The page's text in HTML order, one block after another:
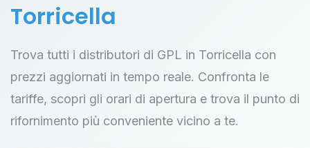
Torricella
Trova tutti i distributori di GPL in Torricella con
prezzi aggiornati in tempo reale. Confronta le
tariffe, scopri gli orari di apertura e trova il punto di
rifornimento più conveniente vicino a te.